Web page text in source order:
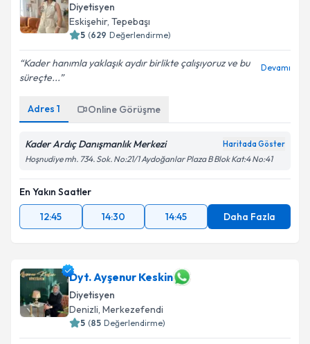
Diyetisyen
Eskişehir, Tepebaşı
5 (629 Değerlendirme)
Kader hanımla yaklaşık aydır birlikte çalışıyoruz ve bu
süreçte...
Devamı
Adres 1 Online Görüşme
Kader Ardıç Danışmanlık Merkezi Haritada Göster
Hoşnudiye mh. 734. Sok. No:21/1 Aydoğanlar Plaza B Blok Kat:4 No:41
En Yakın Saatler
12:45
14:30 14:45 Daha Fazla
Dyt. Ayşenur Keskin
Diyetisyen
Denizli, Merkezefendi
5 (85 Değerlendirme)